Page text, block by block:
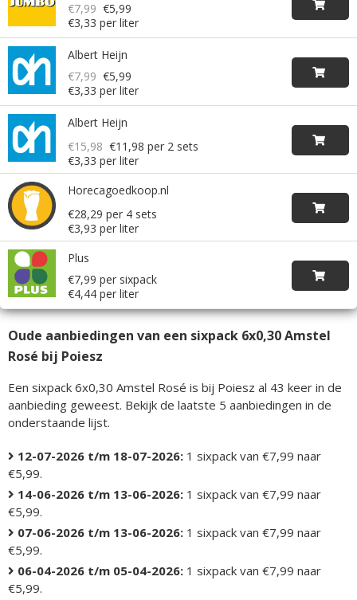
€7,99 €5,99
€3,33 per liter
Albert Heijn
€7,99 €5,99
€3,33 per liter
Albert Heijn
€15,98 €11,98 per 2 sets
€3,33 per liter
Horecagoedkoop.nl
€28,29 per 4 sets
€3,93 per liter
Plus
€7,99 per sixpack
€4,44 per liter
Oude aanbiedingen van een sixpack 6x0,30 Amstel
Rosé bij Poiesz
Een sixpack 6x0,30 Amstel Rosé is bij Poiesz al 43 keer in de
aanbieding geweest. Bekijk de laatste 5 aanbiedingen in de
onderstaande lijst.
12-07-2026 t/m 18-07-2026: 1 sixpack van €7,99 naar
€5,99.
14-06-2026 t/m 13-06-2026: 1 sixpack van €7,99 naar
€5,99.
07-06-2026 t/m 13-06-2026: 1 sixpack van €7,99 naar
€5,99.
06-04-2026 t/m 05-04-2026: 1 sixpack van €7,99 naar
€5,99.